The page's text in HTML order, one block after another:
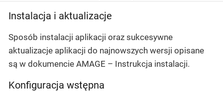
Instalacja i aktualizacje
Sposób instalacji aplikacji oraz sukcesywne
aktualizacje aplikacji do najnowszych wersji opisane
są w dokumencie AMAGE – Instrukcja instalacji.
Konfiguracja wstępna